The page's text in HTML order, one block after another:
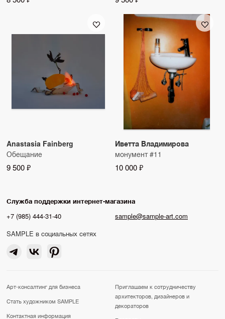
Anastasia Fainberg
Обещание
9 500 ₽
Иветта Владимирова
монумент #11
10 000 ₽
Служба поддержки интернет-магазина
+7 (985) 444-31-40
sample@sample-art.com
SAMPLE в социальных сетях
Арт-консалтинг для бизнеса
Стать художником SAMPLE
Контактная информация
Приглашаем к сотрудничеству
архитекторов, дизайнеров и
декораторов